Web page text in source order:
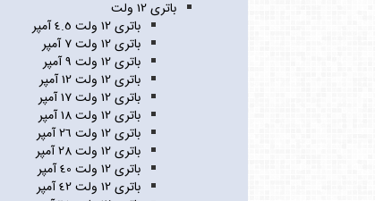
باتری 12 ولت
باتری 12 ولت 4.5 آمپر
باتری 12 ولت 7 آمپر
باتری 12 ولت 9 آمپر
باتری 12 ولت 12 آمپر
باتری 12 ولت 17 آمپر
باتری 12 ولت 18 آمپر
باتری 12 ولت 26 آمپر
باتری 12 ولت 28 آمپر
باتری 12 ولت 40 آمپر
باتری 12 ولت 42 آمپر